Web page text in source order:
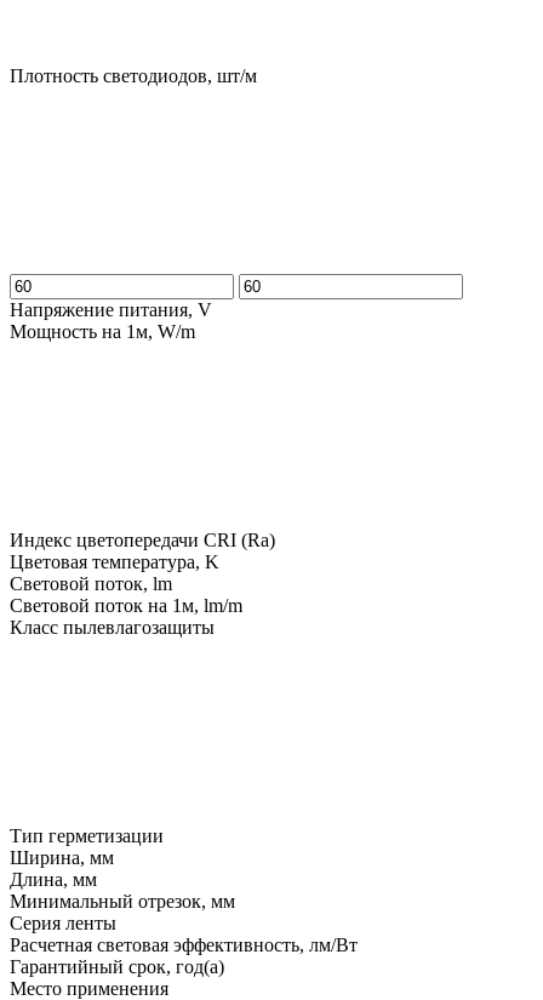
Плотность светодиодов, шт/м
Напряжение питания, V
Мощность на 1м, W/m
Индекс цветопередачи CRI (Ra)
Цветовая температура, K
Световой поток, lm
Световой поток на 1м, lm/m
Класс пылевлагозащиты
Тип герметизации
Ширина, мм
Длина, мм
Минимальный отрезок, мм
Серия ленты
Расчетная световая эффективность, лм/Вт
Гарантийный срок, год(а)
Место применения